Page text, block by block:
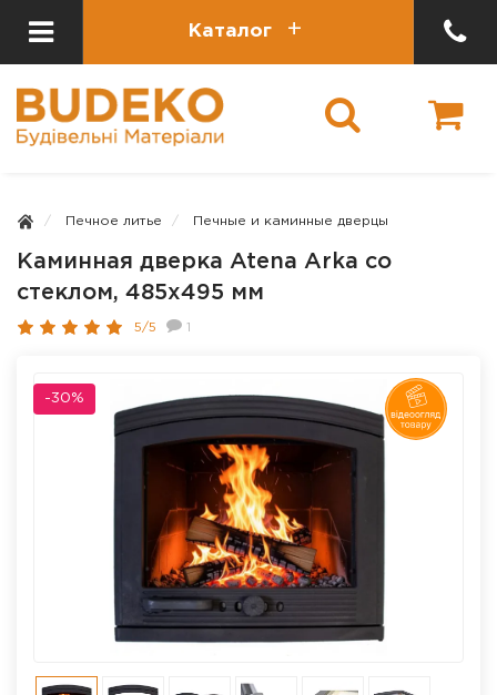
Каталог
Печное литье Печные и каминные дверцы
Каминная дверка Atena Arka со
стеклом, 485х495 мм
5/5 1
-30%